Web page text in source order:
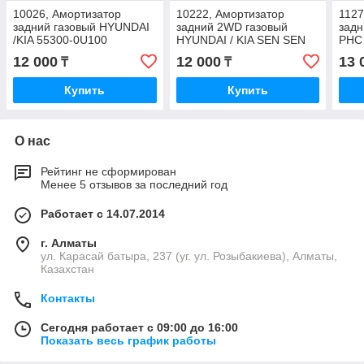
10026, Амортизатор
задний газовый HYUNDAI
/KIA 55300-0U100
12 000 ₸
Купить
10222, Амортизатор
задний 2WD газовый
HYUNDAI / KIA SEN SEN
(Тайвань) 55311-2S000
12 000₸
Купить
13
О нас
Рейтинг не сформирован
Менее 5 отзывов за последний год
Работает с 14.07.2014
г. Алматы
ул. Карасай батыра, 237 (уг. ул. Розыбакиева), Алматы,
Казахстан
Контакты
Сегодня работает с 09:00 до 16:00
Показать весь график работы